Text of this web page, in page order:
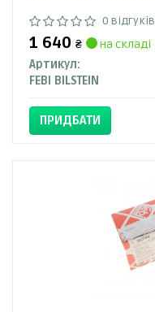
0 відгуків
1 640 ₴
на складі
Артикул:
FEBI BILSTEIN
ПРИДБАТИ